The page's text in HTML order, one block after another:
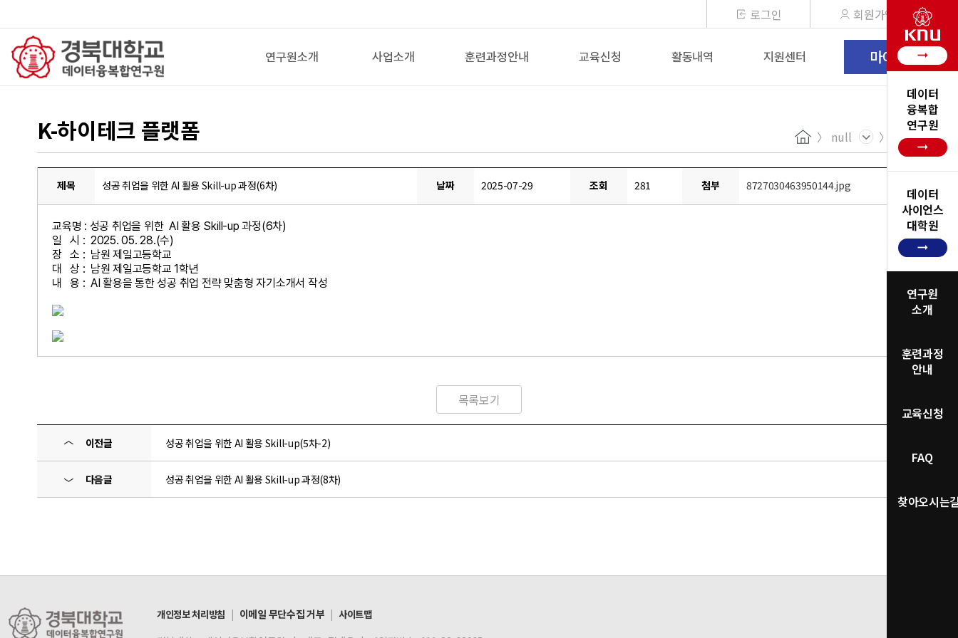
로그인 회원가입
연구원소개 사업소개 훈련과정안내 교육신청 활동내역 지원센터 마이페이지
arrow_right_alt
데이터
융복합
연구원
arrow_right_alt
데이터
사이언스
대학원
arrow_right_alt
연구원
소개
훈련과정
안내
교육신청
FAQ
찾아오시는
K-하이테크 플랫폼 Home null
제목 성공 취업을 위한 AI 활용 Skill-up 과정(6차) 날짜 2025-07-29 조회 281 첨부 8727030463950144.jpg
교육명 : 성공 취업을 위한 AI 활용 Skill-up 과정(6차)
일 시 : 2025. 05. 28.(수)
장 소 : 남원 제일고등학교
대 상 : 남원 제일고등학교 1학년
내 용 : AI 활용을 통한 성공 취업 전략 맞춤형 자기소개서 작성
목록보기
〈 이전글 성공 취업을 위한 AI 활용 Skill-up(5차-2)
〉 다음글 성공 취업을 위한 AI 활용 Skill-up 과정(8차)
개인정보 처리방침 | 이메일 무단수집 거부 | 사이트맵